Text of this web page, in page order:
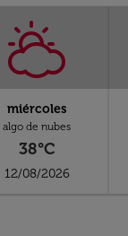
miércoles
algo de nubes
38°C
12/08/2026